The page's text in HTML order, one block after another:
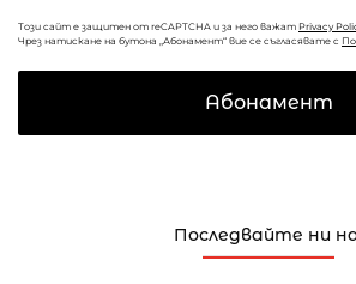
Последвайте ни
Този сайт е защитен от reCAPTCHA и за него важат Privacy
Чрез натискане на бутона „Абонамент“ вие се съгласявате с
Абонамент